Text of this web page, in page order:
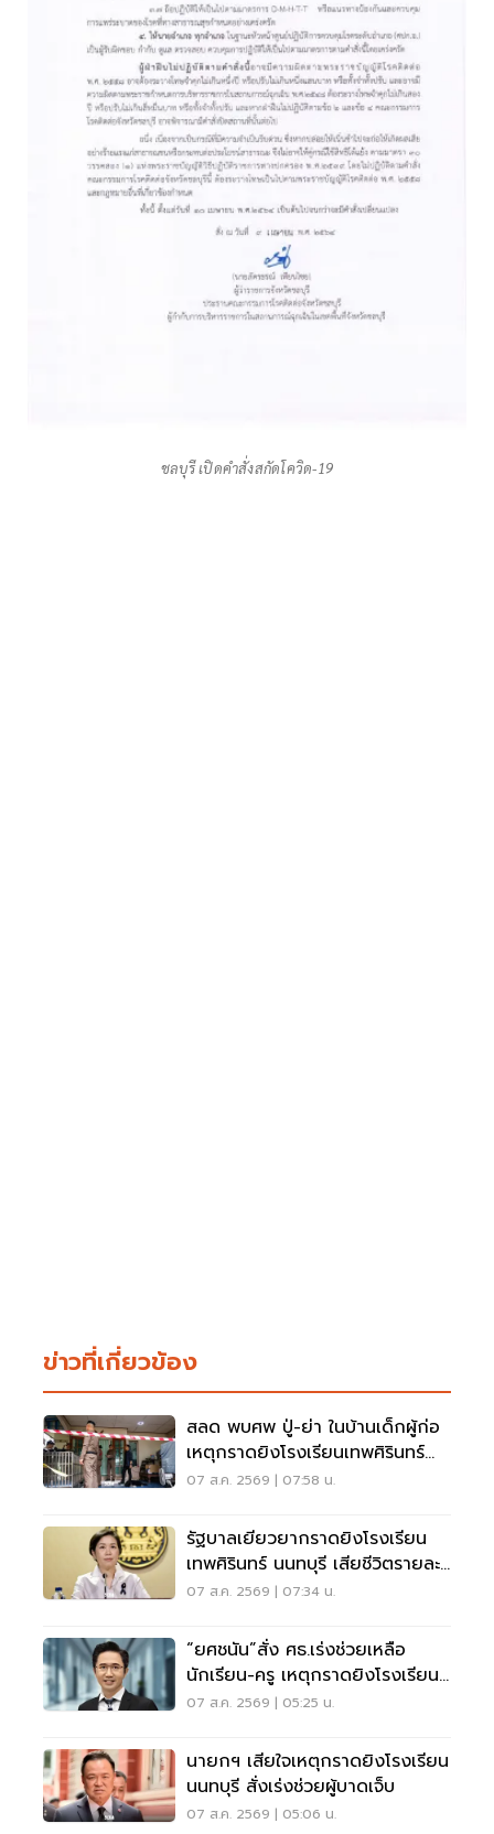
ชลบุรี เปิดคำสั่งสกัดโควิด-19
ข่าวที่เกี่ยวข้อง
สลด พบศพ ปู่-ย่า ในบ้านเด็กผู้ก่อ
เหตุกราดยิงโรงเรียนเทพศิรินทร์
นนทบุรี
07 ส.ค. 2569 | 07:58 น.
รัฐบาลเยียวยากราดยิงโรงเรียน
เทพศิรินทร์ นนทบุรี เสียชีวิตรายละ
1 ล้าน
07 ส.ค. 2569 | 07:34 น.
“ยศชนัน”สั่ง ศธ.เร่งช่วยเหลือ
นักเรียน-ครู เหตุกราดยิงโรงเรียน
นนทบุรี
07 ส.ค. 2569 | 05:25 น.
นายกฯ เสียใจเหตุกราดยิงโรงเรียน
นนทบุรี สั่งเร่งช่วยผู้บาดเจ็บ
07 ส.ค. 2569 | 05:06 น.